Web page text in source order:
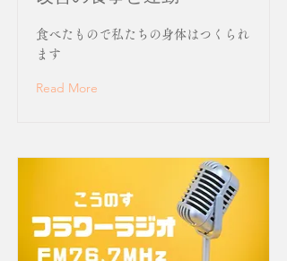
食べたもので私たちの身体はつくられ
ます
Read More